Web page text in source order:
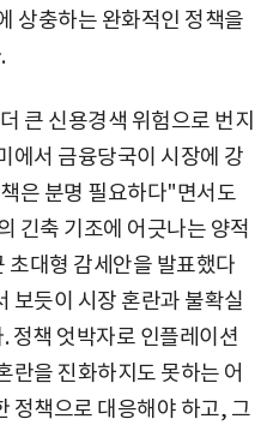
상충하는 완화적인 정책을
큰 신용경색 위험으로 번지
에서 금융당국이 시장에 강
은 분명 필요하다"면서도
긴축 기조에 어긋나는 양적
초대형 감세안을 발표했다
보듯이 시장 혼란과 불확실
정책 엇박자로 인플레이션
란을 진화하지도 못하는 어
정책으로 대응해야 하고, 그